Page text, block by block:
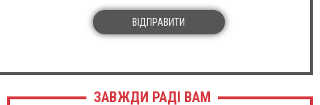
ВІДПРАВИТИ
ЗАВЖДИ РАДІ ВАМ